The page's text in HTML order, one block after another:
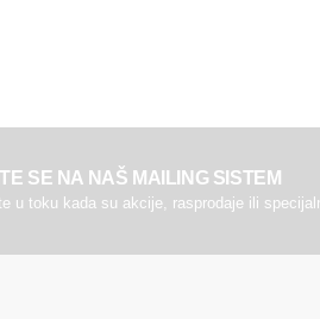
SE NA NAŠ MAILING SISTEM
u toku kada su akcije, rasprodaje ili